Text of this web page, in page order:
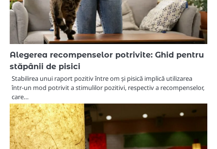
Alegerea recompenselor potrivite: Ghid pentru
stăpânii de pisici
Stabilirea unui raport pozitiv între om și pisică implică utilizarea
într-un mod potrivit a stimulilor pozitivi, respectiv a recompenselor,
care…